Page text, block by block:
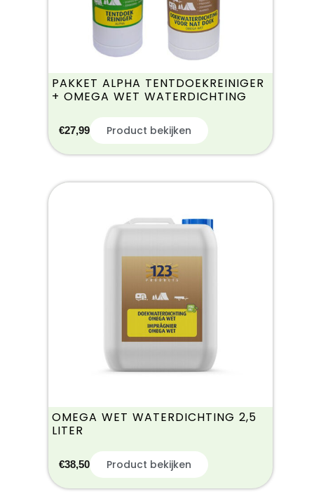
PAKKET ALPHA TENTDOEKREINIGER
+ OMEGA WET WATERDICHTING
€27,99 Product bekijken
OMEGA WET WATERDICHTING 2,5
LITER
€38,50 Product bekijken